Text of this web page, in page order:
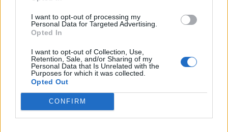
I want to opt-out of processing my
Personal Data for Targeted Advertising.
Opted In
I want to opt-out of Collection, Use,
Retention, Sale, and/or Sharing of my
Personal Data that Is Unrelated with the
Purposes for which it was collected.
Opted Out
CONFIRM
çarmatimin e Hamasit
FOTOLAJM/ Deklaratat e
Zelenskyt për Kosovën,
Prishtina heq banderolën
gjigande me mbishkrimin
‘Free Ukraine’
Dy shpërthime tronditin